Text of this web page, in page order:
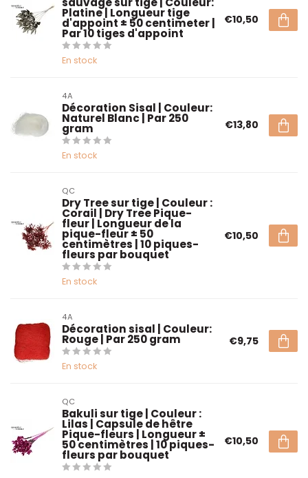
Platine | Longueur tige
d'appoint ± 50 centimeter |
Par 10 tiges d'appoint
En stock
€10,50
4A
Décoration Sisal | Couleur:
Naturel Blanc | Par 250
gram
En stock
€13,80
QC
Dry Tree sur tige | Couleur :
Corail | Dry Tree Pique-
fleur | Longueur de la
pique-fleur ± 50
centimètres | 10 piques-
fleurs par bouquet
En stock
€10,50
4A
Décoration sisal | Couleur:
Rouge | Par 250 gram
En stock
€9,75
QC
Bakuli sur tige | Couleur :
Lilas | Capsule de hêtre
Pique-fleurs | Longueur ±
50 centimètres | 10 piques-
fleurs par bouquet
€10,50